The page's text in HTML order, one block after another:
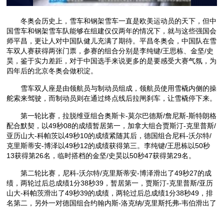
冬奥会历史上，雪车和钢架雪车一直是欧美运动员的天下，但中
国雪车和钢架雪车队能够在组建仅仅两年的情况下，就与这些强国会
师平昌，更让人对中国队健儿充满了期待。平昌冬奥会，中国队在雪
车双人赛获得两张门票，参赛的组合分别是李纯键/王思栋、金坚/史
昊，鉴于实力差距，对于中国选手来说更多的是要感受大赛气氛，为
四年后的北京冬奥会做积淀。
雪车双人座是由领航员与制动员组成，领航员使用雪橇内侧的操
舵索来驾驶，而制动员则在通过终点线后拉闸刹车，让雪橇停下来。
第一轮比赛，拉脱维亚组合奥斯卡-莫尔巴德斯/詹尼斯-斯特朗格
配合默契，以49秒08的成绩暂居第一，加拿大组合贾斯汀-克里普斯/
亚历山大-科帕茨以49秒10的成绩紧随其后，德国组合尼科-沃尔特/
克里斯蒂安-博泽以49秒12的成绩获得第三。李纯键/王思栋以50秒
13获得第26名，临时搭档的金坚/史昊以50秒47获得第29名。
第二轮比赛，尼科-沃尔特/克里斯蒂安-博泽滑出了49秒27的成
绩，两轮过后总成绩1分38秒39，暂居第一，贾斯汀-克里普斯/亚历
山大-科帕茨滑出了49秒39的成绩，两轮过后总成绩1分38秒49，排
名第二，另外一对德国组合约翰内斯-洛克纳/克里斯托弗-韦伯滑出了